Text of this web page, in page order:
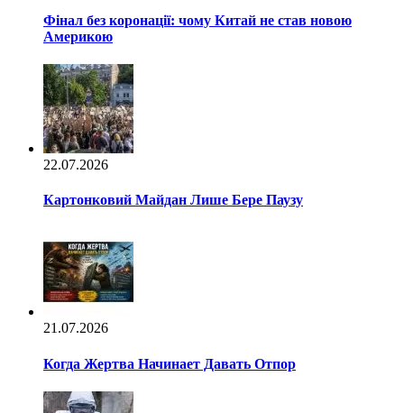
Фінал без коронації: чому Китай не став новою
Америкою
22.07.2026
Картонковий Майдан Лише Бере Паузу
21.07.2026
Когда Жертва Начинает Давать Отпор